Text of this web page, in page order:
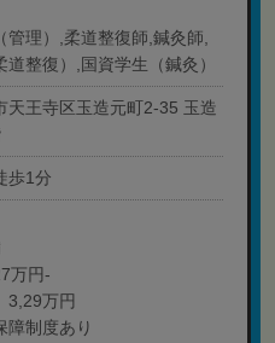
管理）,柔道整復師,鍼灸師,
道整復）,国資学生（鍼灸）
天王寺区玉造元町2-35 玉造
歩1分
万円-
3,29万円
制度あり